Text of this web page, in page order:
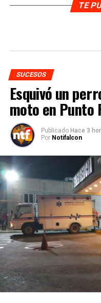
TE
SUCESOS
Esquivó un
moto en Punto
Publicado Hace 3
Por Notifalcon